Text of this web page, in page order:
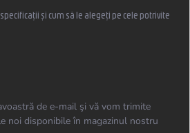
și cum să le alegeți pe cele potrivite
de e-mail şi vă vom trimite
noi disponibile în magazinul nostru